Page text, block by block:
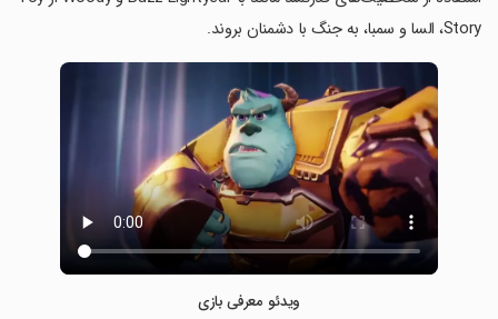
Story، السا و سمبا، به جنگ با دشمنان بروند.
ویدئو معرفی بازی